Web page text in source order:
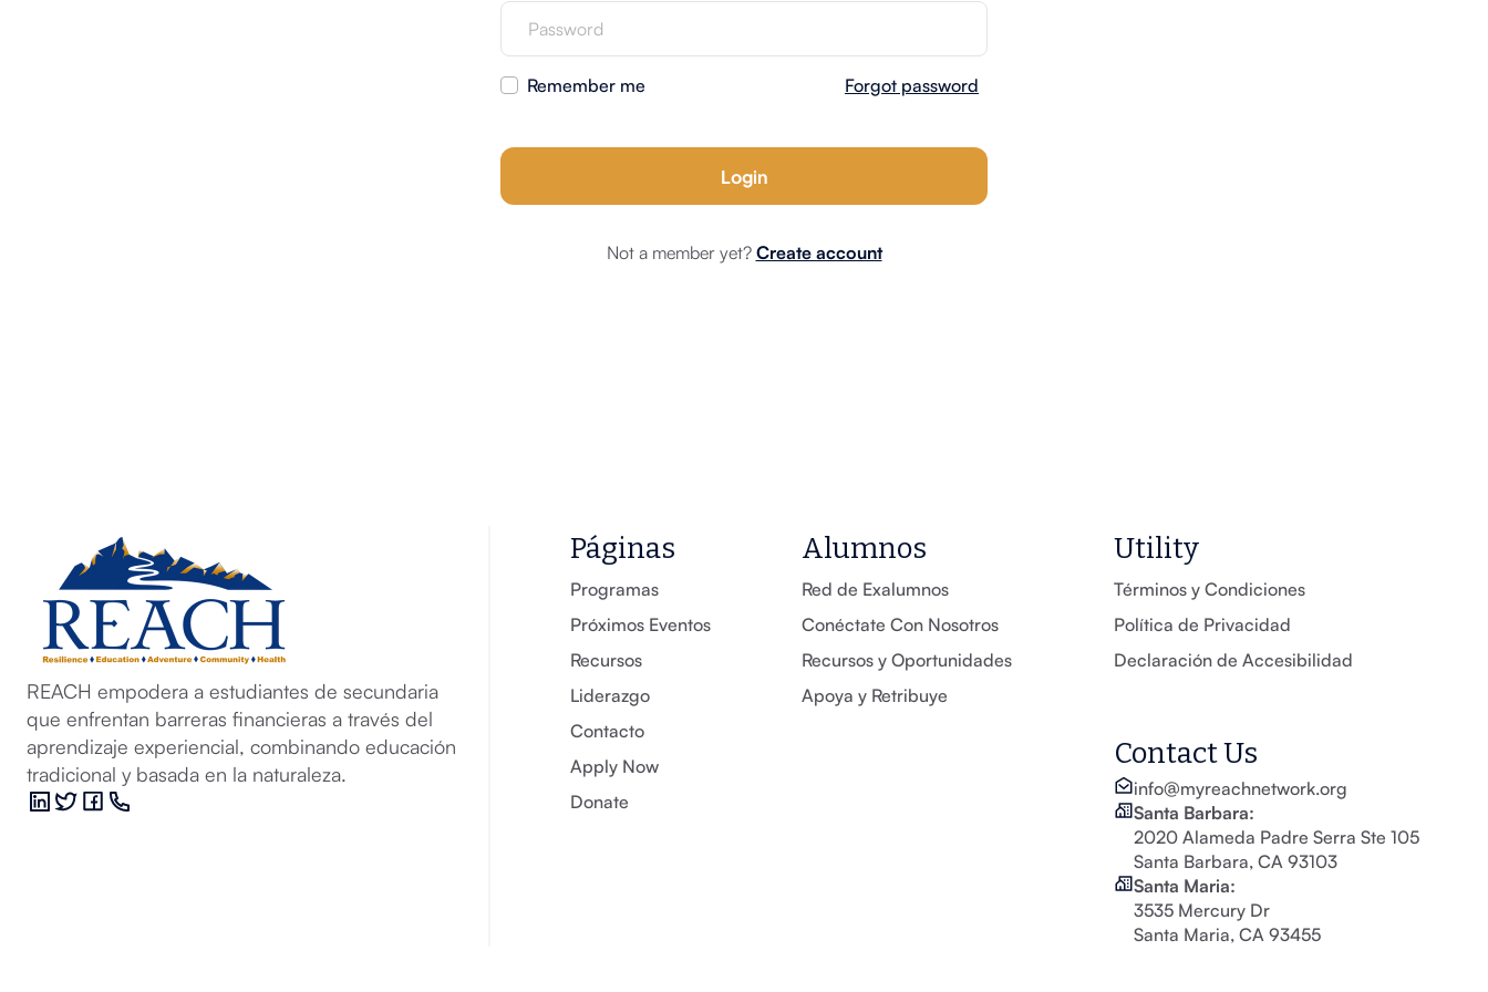
Remember me Forgot password
Not a member yet? Create account
REACH empodera a estudiantes de secundaria
que enfrentan barreras financieras a través del
aprendizaje experiencial, combinando educación
tradicional y basada en la naturaleza.
Páginas
Programas
Próximos Eventos
Recursos
Liderazgo
Contacto
Apply Now
Donate
Alumnos
Red de Exalumnos
Conéctate Con Nosotros
Recursos y Oportunidades
Apoya y Retribuye
Utility
Términos y Condiciones
Política de Privacidad
Declaración de Accesibilidad
Contact Us
info@myreachnetwork.org
Santa Barbara:
2020 Alameda Padre Serra Ste 105
Santa Barbara, CA 93103
Santa Maria:
3535 Mercury Dr
Santa Maria, CA 93455